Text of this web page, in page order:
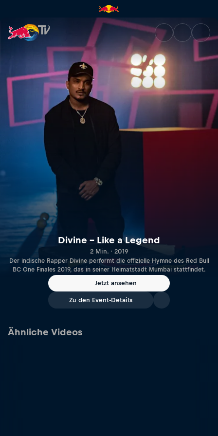
Divine – Like a Legend | Red
Divine – Like a Legend
2 Min. · 2019
Der indische Rapper Divine performt die offizielle Hymne des Red Bull
BC One Finales 2019, das in seiner Heimatstadt Mumbai stattfindet.
Jetzt ansehen
Zu den Event-Details
Ähnliche Videos